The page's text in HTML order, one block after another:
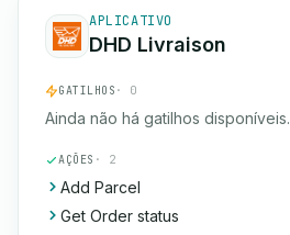
APLICATIVO
DHD Livraison
GATILHOS · 0
Ainda não há gatilhos disponíveis.
AÇÕES · 2
Add Parcel
Get Order status